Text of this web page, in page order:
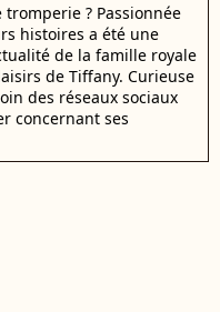
tromperie ? Passionnée
histoires a été une
de la famille royale
de Tiffany. Curieuse
des réseaux sociaux
concernant ses